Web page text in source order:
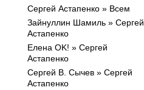
Сергей Астапенко » Всем
Зайнуллин Шамиль » Сергей
Астапенко
Елена ОK! » Сергей
Астапенко
Сергей В. Сычев » Сергей
Астапенко